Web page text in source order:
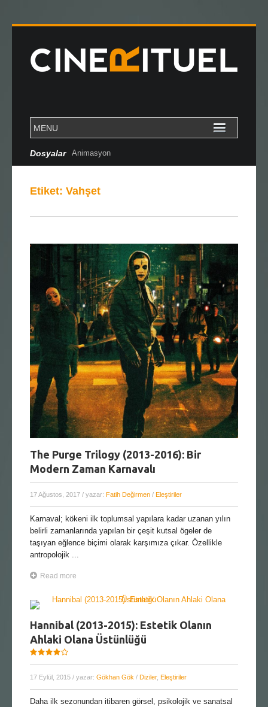
Dosyalar Animasyon
Etiket: Vahşet
The Purge Trilogy (2013-2016): Bir
Modern Zaman Karnavalı
17 Ağustos, 2017 / yazar: Fatih Değirmen / Eleştiriler
Karnaval; kökeni ilk toplumsal yapılara kadar uzanan yılın
belirli zamanlarında yapılan bir çeşit kutsal ögeler de
taşıyan eğlence biçimi olarak karşımıza çıkar. Özellikle
antropolojik ...
Read more
Hannibal (2013-2015): Estetik Olanın
Ahlaki Olana Üstünlüğü
17 Eylül, 2015 / yazar: Gökhan Gök / Diziler, Eleştiriler
Daha ilk sezonundan itibaren görsel, psikolojik ve sanatsal